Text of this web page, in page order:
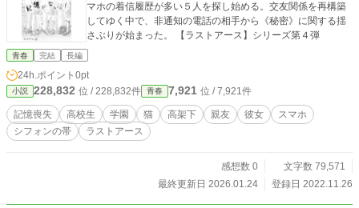
マホの着信履歴が多い５人を探し始める。交友関係を再構築
してゆく中で、非通知の電話の相手から《秘密》に関する揺
さぶりが始まった。 【ラストアース】シリーズ第４弾
青春 完結 長編
24h.ポイント 0pt
小説 228,832 位 / 228,832件 青春 7,921 位 / 7,921件
記憶喪失 高校生 学園 猫 高架下 親友 彼女
スマホ
シフォンの帯
ラストアース
感想数 0
文字数 79,571
最終更新日 2026.01.24
登録日 2022.11.26